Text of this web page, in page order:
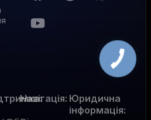
Навігація: Юридична
інформація: